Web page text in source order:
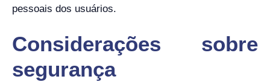
pessoais dos usuários.
Considerações sobre
segurança